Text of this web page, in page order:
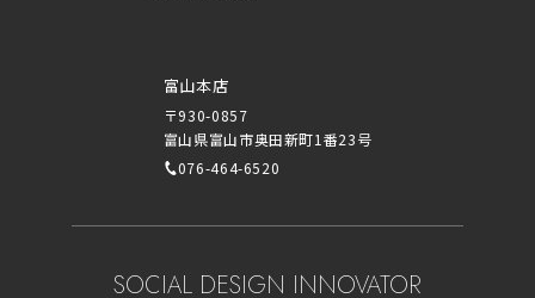
富山本店
〒930-0857
富山県富山市奥田新町1番23号
076-464-6520
SOCIAL DESIGN INNOVATOR